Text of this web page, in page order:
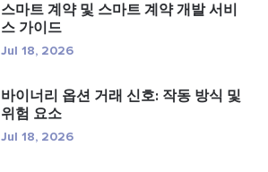
스마트 계약 및 스마트 계약 개발 서비
스 가이드
Jul 18, 2026
바이너리 옵션 거래 신호: 작동 방식 및
위험 요소
Jul 18, 2026